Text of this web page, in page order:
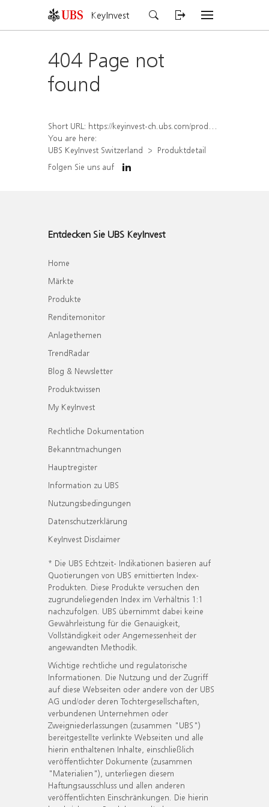
KeyInvest
404 Page not
found
Short URL: https://keyinvest-ch.ubs.com/produkt/detail/index/isin/CH1564520687
You are here:
UBS KeyInvest Switzerland
Produktdetail
Folgen Sie uns auf
Entdecken Sie UBS KeyInvest
Home
Märkte
Produkte
Renditemonitor
Anlagethemen
TrendRadar
Blog & Newsletter
Produktwissen
My KeyInvest
Rechtliche Dokumentation
Bekanntmachungen
Hauptregister
Information zu UBS
Nutzungsbedingungen
Datenschutzerklärung
KeyInvest Disclaimer
* Die UBS Echtzeit- Indikationen basieren auf
Quotierungen von UBS emittierten Index-
Produkten. Diese Produkte versuchen den
zugrundeliegenden Index im Verhältnis 1:1
nachzufolgen. UBS übernimmt dabei keine
Gewährleistung für die Genauigkeit,
Vollständigkeit oder Angemessenheit der
angewandten Methodik.
Wichtige rechtliche und regulatorische
Informationen. Die Nutzung und der Zugriff
auf diese Webseiten oder andere von der UBS
AG und/oder deren Tochtergesellschaften,
verbundenen Unternehmen oder
Zweigniederlassungen (zusammen "UBS")
bereitgestellte verlinkte Webseiten und alle
hierin enthaltenen Inhalte, einschließlich
veröffentlichter Dokumente (zusammen
"Materialien"), unterliegen diesem
Haftungsausschluss und allen anderen
veröffentlichten Einschränkungen. Die hierin